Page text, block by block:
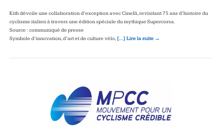
Kith dévoile une collaboration d’exception avec Cinelli, revisitant 75 ans d’histoire du
cyclisme italien à travers une édition spéciale du mythique Supercorsa.
Source : communiqué de presse
Symbole d’innovation, d’art et de culture vélo, […] Lire la suite →